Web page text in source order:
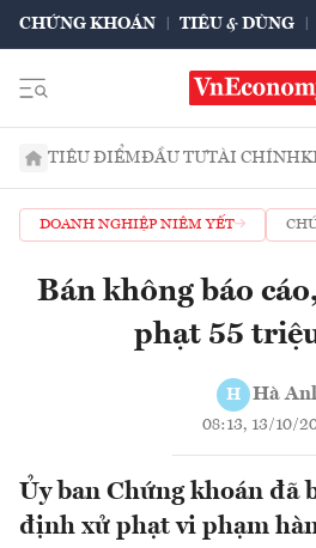
CHỨNG KHOÁN TIÊU & DÙNG
TIÊU ĐIỂMĐẦU TƯTÀI CHÍNH
DOANH NGHIỆP NIÊM YẾT
Bán không báo
phạt 55
H Hà
08:13, 13/10/
Ủy ban Chứng khoán đã
định xử phạt vi phạm